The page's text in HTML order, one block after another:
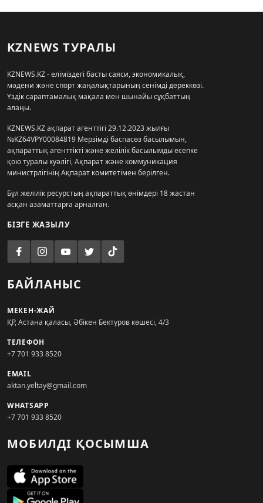
KZNEWS ТУРАЛЫ
KZNEWS.KZ - еліміздегі басты саяси, экономикалық,
мәдени және спорт жаңалықтарының сенімді дереккөзі.
Үздік сараптамалық мақала мен шынайы сұқбаттың
алаңы.
KZNEWS.KZ ақпарат агенттігі 29.12.2023 жылғы
№KZ64VPY00084819 Мерзімді баспасөз басылымын,
ақпараттық агенттікті және желілік басылымды есепке
қою туралы куәлігі, Ақпарат және коммуникация
министрлігінің Ақпарат комитетімен берілген.
Бұл желілік ресурстың ақпараттық өнімдері 18 жастан
асқан азаматтарға арналған.
БІЗГЕ ЖАЗЫЛУ
БАЙЛАНЫС
МЕКЕН-ЖАЙ
ҚР, Астана қаласы, Әбікен Бектұров көшесі, 4/3
ТЕЛЕФОН
+7 701 933 8520
EMAIL
aktan.yeltay@gmail.com
WHATSAPP
+7 701 933 8520
МОБИЛДІ ҚОСЫМША